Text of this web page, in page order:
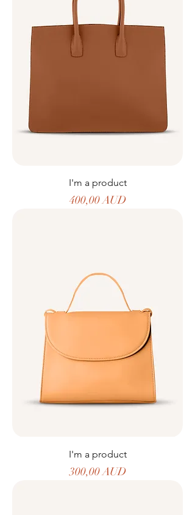
I'm a product
Precio
400,00 AUD
I'm a product
Precio
300,00 AUD